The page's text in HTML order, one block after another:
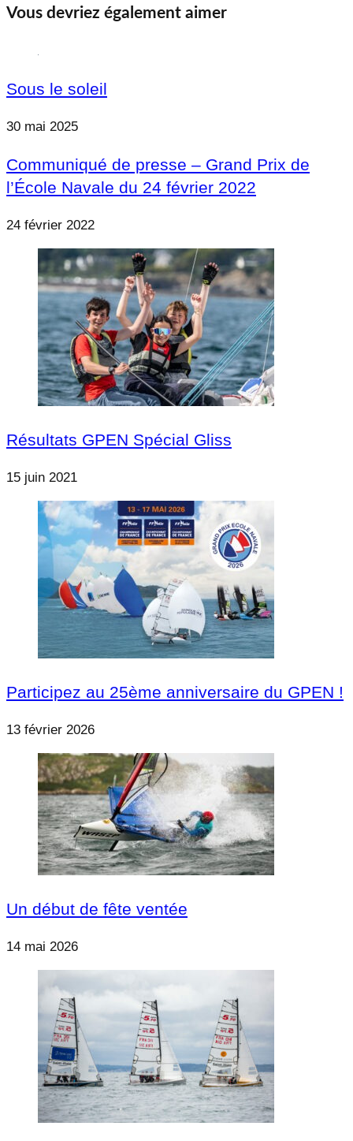
Vous devriez également aimer
Sous le soleil
30 mai 2025
Communiqué de presse – Grand Prix de
l’École Navale du 24 février 2022
24 février 2022
Résultats GPEN Spécial Gliss
15 juin 2021
Participez au 25ème anniversaire du GPEN !
13 février 2026
Un début de fête ventée
14 mai 2026